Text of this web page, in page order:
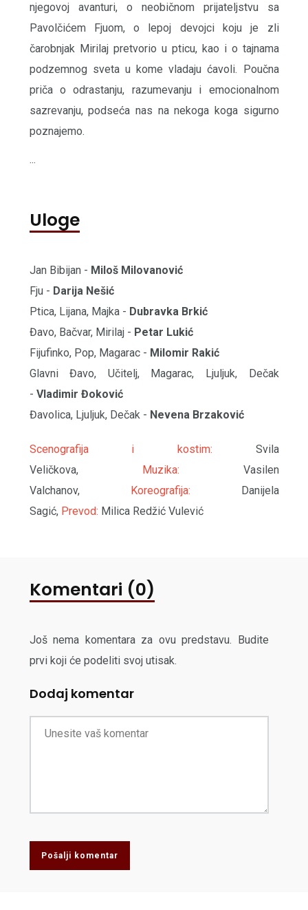
njegovoj avanturi, o neobičnom prijateljstvu sa
Pavolčićem Fjuom, o lepoj devojci koju je zli
čarobnjak Mirilaj pretvorio u pticu, kao i o tajnama
podzemnog sveta u kome vladaju ćavoli. Poučna
priča o odrastanju, razumevanju i emocionalnom
sazrevanju, podseća nas na nekoga koga sigurno
poznajemo.
...
Uloge
Jan Bibijan - Miloš Milovanović
Fju - Darija Nešić
Ptica, Lijana, Majka - Dubravka Brkić
Đavo, Bačvar, Mirilaj - Petar Lukić
Fijufinko, Pop, Magarac - Milomir Rakić
Glavni Đavo, Učitelj, Magarac, Ljuljuk, Dečak
- Vladimir Đoković
Đavolica, Ljuljuk, Dečak - Nevena Brzaković
Scenografija i kostim: Svila
Veličkova,
Muzika: Vasilen
Valchanov,Koreografija: Danijela
Sagić,Prevod: Milica Redžić Vulević
Komentari (0)
Još nema komentara za ovu predstavu. Budite
prvi koji će podeliti svoj utisak.
Dodaj komentar
Pošalji komentar